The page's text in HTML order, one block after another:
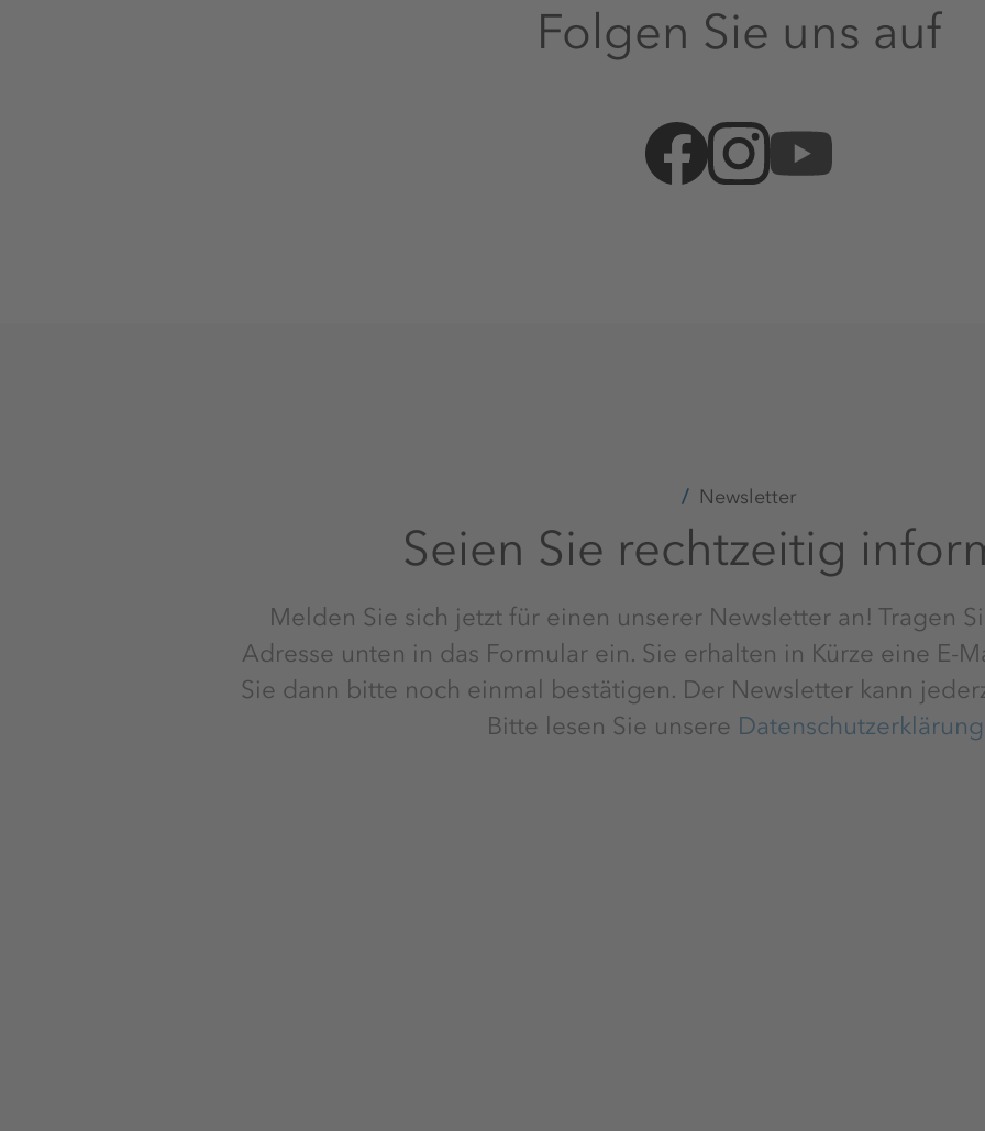
Folgen Sie uns auf
Newsletter
Seien Sie rechtzeitig
Melden Sie sich jetzt für einen unserer Newsletter an! Tragen
Adresse unten in das Formular ein. Sie erhalten in Kürze eine E-
Sie dann bitte noch einmal bestätigen. Der Newsletter kann
Bitte lesen Sie unsere Datenschutzerklärung